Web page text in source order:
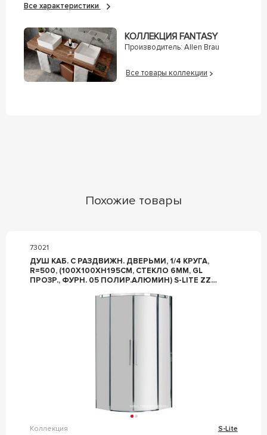
Все характеристики
КОЛЛЕКЦИЯ FANTASY
Производитель: Allen Brau
Все товары коллекции
Похожие товары
73021
ДУШ КАБ. C РАЗДВИЖН. ДВЕРЬМИ, 1/4 КРУГА,
R=500, (100Х100ХH195СМ, СТЕКЛО 6ММ, GL
ПРОЗР., ФУРН. 05 ПОЛИР.АЛЮМИН) S-LITE ZZ
Коллекция
S-Lite